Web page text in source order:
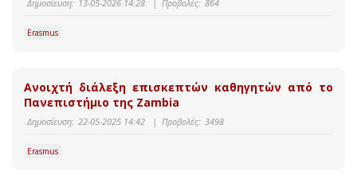
Δημοσίευση: 13-05-2026 14:28 | Προβολές: 864
Erasmus
Ανοιχτή διάλεξη επισκεπτών καθηγητών από το
Πανεπιστήμιο της Zambia
Δημοσίευση: 22-05-2025 14:42 | Προβολές: 3498
Erasmus